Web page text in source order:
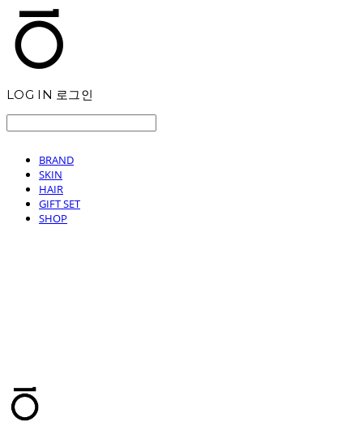
LOG IN 로그인
BRAND
SKIN
HAIR
GIFT SET
SHOP